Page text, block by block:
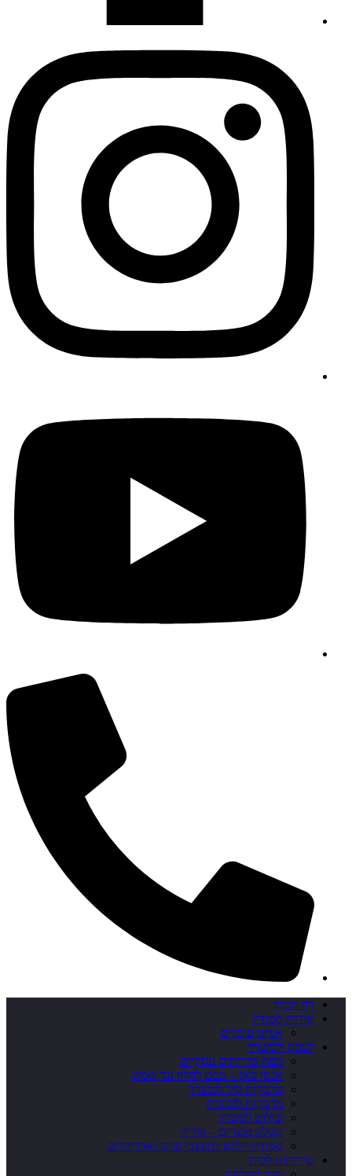
דף הבית
אודות סטודיו
אנחנו עובדים
לעסק ולמשרד
מפת שירותים עסקיים
אנטי סאן – טפט לחלון נגד שמש
מדבקות קיר למשרד
מדבקות לזכוכית
שילוט למשרד
קטלוג מוצרים – גלריה
סטודיו הליוס למעצבי פנים ואדריכלים
שירותינו לבית